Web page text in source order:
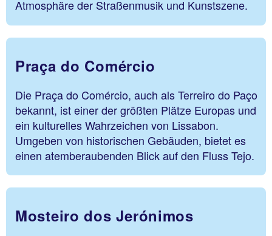
Atmosphäre der Straßenmusik und Kunstszene.
Praça do Comércio
Die Praça do Comércio, auch als Terreiro do Paço
bekannt, ist einer der größten Plätze Europas und
ein kulturelles Wahrzeichen von Lissabon.
Umgeben von historischen Gebäuden, bietet es
einen atemberaubenden Blick auf den Fluss Tejo.
Mosteiro dos Jerónimos